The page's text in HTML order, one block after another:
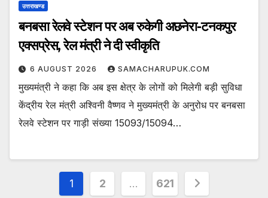
उत्तराखण्ड
बनबसा रेलवे स्टेशन पर अब रुकेगी अछनेरा-टनकपुर
एक्सप्रेस, रेल मंत्री ने दी स्वीकृति
6 AUGUST 2026 SAMACHARUPUK.COM
मुख्यमंत्री ने कहा कि अब इस क्षेत्र के लोगों को मिलेगी बड़ी सुविधा
केंद्रीय रेल मंत्री अश्विनी वैष्णव ने मुख्यमंत्री के अनुरोध पर बनबसा
रेलवे स्टेशन पर गाड़ी संख्या 15093/15094…
Posts
1 2 … 621